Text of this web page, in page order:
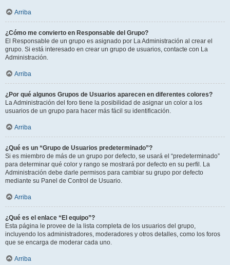
Arriba
¿Cómo me convierto en Responsable del Grupo?
El Responsable de un grupo es asignado por La Administración al crear el
grupo. Si está interesado en crear un grupo de usuarios, contacte con La
Administración.
Arriba
¿Por qué algunos Grupos de Usuarios aparecen en diferentes colores?
La Administración del foro tiene la posibilidad de asignar un color a los
usuarios de un grupo para hacer más fácil su identificación.
Arriba
¿Qué es un “Grupo de Usuarios predeterminado”?
Si es miembro de más de un grupo por defecto, se usará el “predeterminado”
para determinar qué color y rango se mostrará por defecto en su perfil. La
Administración debe darle permisos para cambiar su grupo por defecto
mediante su Panel de Control de Usuario.
Arriba
¿Qué es el enlace “El equipo”?
Esta página le provee de la lista completa de los usuarios del grupo,
incluyendo los administradores, moderadores y otros detalles, como los foros
que se encarga de moderar cada uno.
Arriba